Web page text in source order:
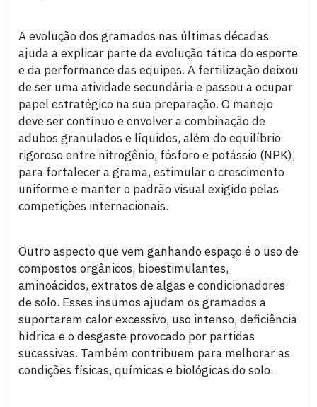
A evolução dos gramados nas últimas décadas
ajuda a explicar parte da evolução tática do esporte
e da performance das equipes. A fertilização deixou
de ser uma atividade secundária e passou a ocupar
papel estratégico na sua preparação. O manejo
deve ser contínuo e envolver a combinação de
adubos granulados e líquidos, além do equilíbrio
rigoroso entre nitrogênio, fósforo e potássio (NPK),
para fortalecer a grama, estimular o crescimento
uniforme e manter o padrão visual exigido pelas
competições internacionais.
Outro aspecto que vem ganhando espaço é o uso de
compostos orgânicos, bioestimulantes,
aminoácidos, extratos de algas e condicionadores
de solo. Esses insumos ajudam os gramados a
suportarem calor excessivo, uso intenso, deficiência
hídrica e o desgaste provocado por partidas
sucessivas. Também contribuem para melhorar as
condições físicas, químicas e biológicas do solo.